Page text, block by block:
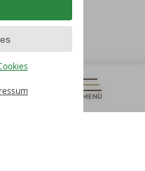
MENÜ
22077